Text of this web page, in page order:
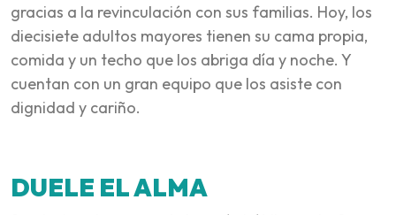
gracias a la revinculación con sus familias. Hoy, los
diecisiete adultos mayores tienen su cama propia,
comida y un techo que los abriga día y noche. Y
cuentan con un gran equipo que los asiste con
dignidad y cariño.
DUELE EL ALMA